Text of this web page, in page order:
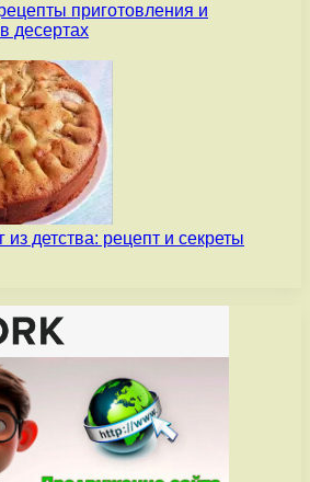
приготовления и
десертах
детства: рецепт и секреты